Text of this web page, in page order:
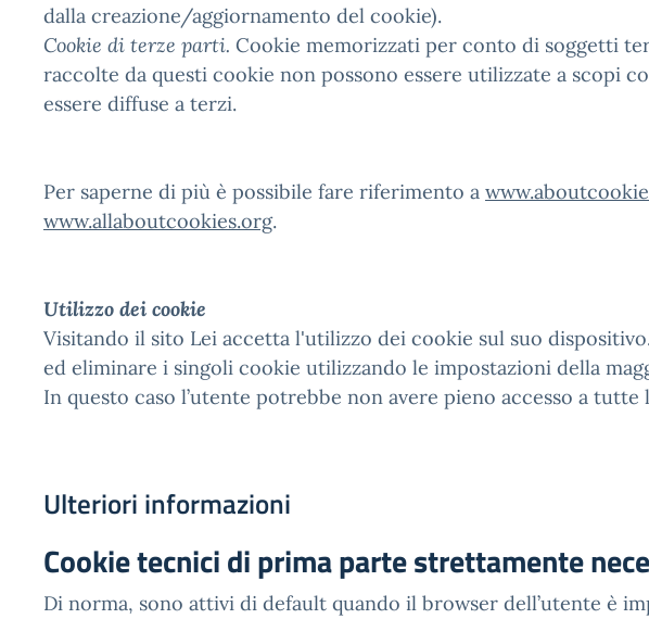
dalla creazione/aggiornamento del cookie).
Cookie di terze parti. Cookie memorizzati per conto di soggetti
raccolte da questi cookie non possono essere utilizzate a scopi
essere diffuse a terzi.
Per saperne di più è possibile fare riferimento a
www.allaboutcookies.org.
Utilizzo dei cookie
Visitando il sito Lei accetta l'utilizzo dei cookie sul suo
ed eliminare i singoli cookie utilizzando le impostazioni della
In questo caso l’utente potrebbe non avere pieno accesso a
Ulteriori informazioni
Cookie tecnici di prima parte strettamente
Di norma, sono attivi di default quando il browser dell’utente è